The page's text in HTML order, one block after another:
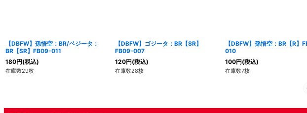
【DBFW】孫悟空：BR/ベジータ：
BR【SR】FB09-011
180円(税込)
在庫数29枚
【DBFW】ゴジータ：BR【SR】
FB09-007
120円(税込)
在庫数28枚
【DBFW】孫悟空：BR【R】
010
100円(税込)
在庫数7枚